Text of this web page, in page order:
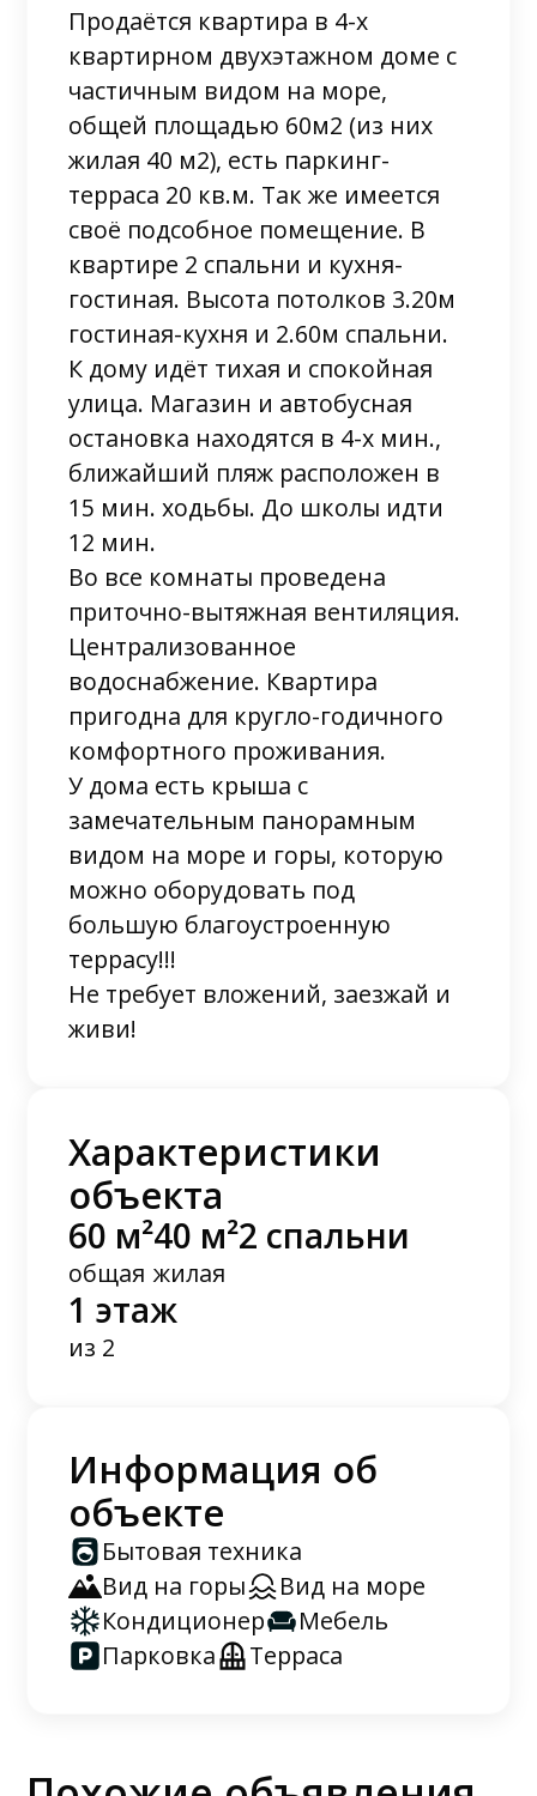
Продаётся квартира в 4-х
квартирном двухэтажном доме с
частичным видом на море,
общей площадью 60м2 (из них
жилая 40 м2), есть паркинг-
терраса 20 кв.м. Так же имеется
своё подсобное помещение. В
квартире 2 спальни и кухня-
гостиная. Высота потолков 3.20м
гостиная-кухня и 2.60м спальни.
К дому идёт тихая и спокойная
улица. Магазин и автобусная
остановка находятся в 4-х мин.,
ближайший пляж расположен в
15 мин. ходьбы. До школы идти
12 мин.
Во все комнаты проведена
приточно-вытяжная вентиляция.
Централизованное
водоснабжение. Квартира
пригодна для кругло-годичного
комфортного проживания.
У дома есть крыша с
замечательным панорамным
видом на море и горы, которую
можно оборудовать под
большую благоустроенную
террасу!!!
Не требует вложений, заезжай и
живи!
Характеристики
объекта
60 м²
общая
40 м²
жилая
2 спальни
1 этаж
из 2
Информация об
объекте
Бытовая техника
Вид на горы
Вид на море
Кондиционер
Мебель
Парковка
Терраса